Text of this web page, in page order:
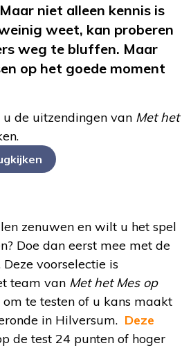
niet alleen kennis is
weet, kan proberen
weg te bluffen. Maar
op het goede moment
de uitzendingen van Met het
zenuwen en wilt u het spel
Doe dan eerst mee met de
voorselectie is
team van Met het Mes op
te testen of u kans maakt
in Hilversum. Deze
de test 24 punten of hoger